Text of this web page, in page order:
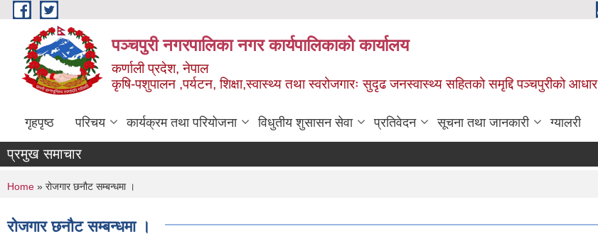
Skip to main content
पञ्चपुरी नगरपालिका नगर कार्यपालिकाको कार्यालय
कर्णाली प्रदेश, नेपाल
कृषि-पशुपालन ,पर्यटन, शिक्षा,स्वास्थ्य तथा स्वरोजगारः सुदृढ जनस्वास्थ्य सहितको समृद्दि पञ्चपुरीको आधार
गृहपृष्ठ परिचय कार्यक्रम तथा परियोजना विधुतीय शुसासन सेवा प्रतिवेदन सूचना तथा जानकारी ग्यालरी
प्रमुख समाचार
You are here
Home » रोजगार छनौट सम्बन्धमा ।
रोजगार छनौट सम्बन्धमा ।